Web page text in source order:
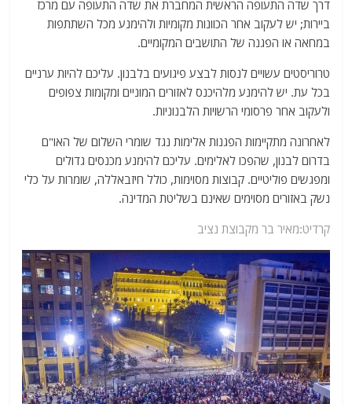
דרך שדה התעופה הראשית המחברת את שדה התעופה עם מרכז
ביירות; יש לעקוב אחר הכוונות מקומיות ולהימנע מכל השתתפות
במחאה או הפגנה של התושבים המקומיים.
טרוריסטים עשויים לנסות לבצע פיגועים בלבנון. עליכם להיות ערניים
בכל עת. יש להימנע מלהיכנס לאזורים המוניים ומקומות צפופים
ולעקוב אחר פרסומי הרשויות הלבנוניות.
לאחרונה מתקיימות הפגנות אלימות נגד שומרי השלום של האו"ם
בדרום לבנון, שהפכו לאלימים. עליכם להימנע מכנסים גדולים
ומפגשים פוליטיים. קבוצות מסוימות, כולל חיזבאללה, שומרות על כלי
נשק באזורים מסוימים שאינם בשליטת המדינה.
קרדיט:מאיר בר מקבוצת נציב